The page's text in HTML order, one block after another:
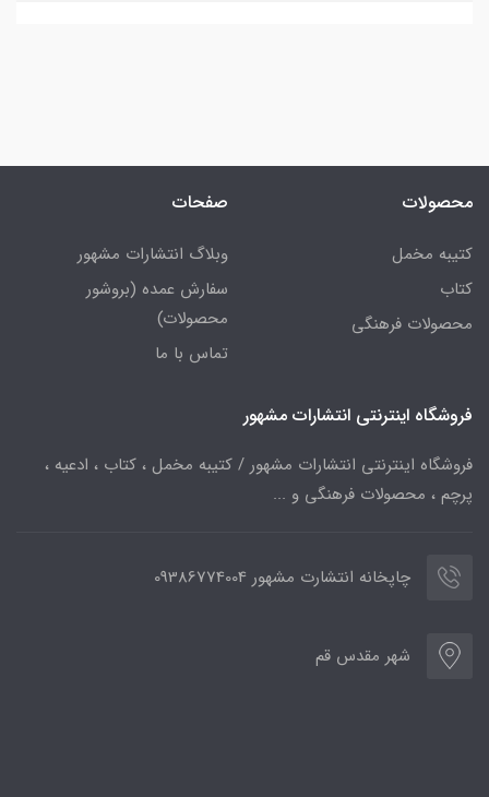
محصولات
کتیبه مخمل
کتاب
محصولات فرهنگی
صفحات
وبلاگ انتشارات مشهور
سفارش عمده (بروشور
محصولات)
تماس با ما
فروشگاه اینترنتی انتشارات مشهور
فروشگاه اینترنتی انتشارات مشهور / کتیبه مخمل ، کتاب ، ادعیه ،
پرچم ، محصولات فرهنگی و ...
چاپخانه انتشارت مشهور 09386774004
شهر مقدس قم